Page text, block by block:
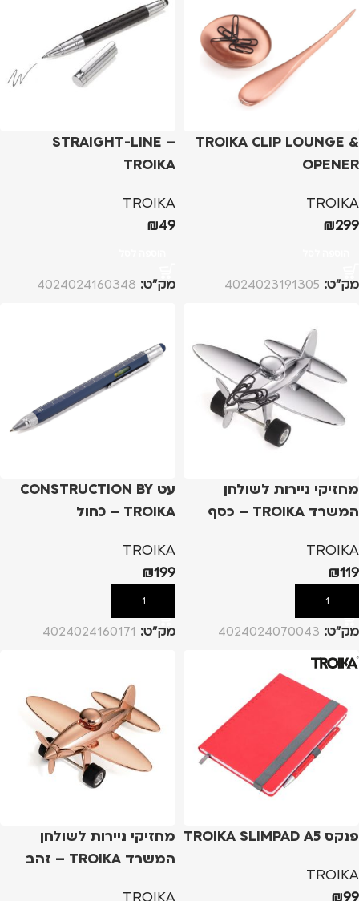
TROIKA CLIP LOUNGE &
OPENER
TROIKA
₪299
מק”ט: 4024023191305
STRAIGHT-LINE –
TROIKA
TROIKA
₪49
מק”ט: 4024024160348
מחזיקי ניירות לשולחן
המשרד TROIKA – כסף
TROIKA
₪119
הוספה לסל
מק”ט: 4024024070043
עט CONSTRUCTION BY
TROIKA – כחול
TROIKA
₪199
הוספה לסל
מק”ט: 4024024160171
פנקס TROIKA SLIMPAD A5
TROIKA
מחזיקי ניירות לשולחן
המשרד TROIKA – זהב